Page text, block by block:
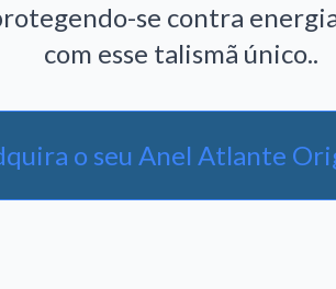
se contra
com esse talismã único..
o seu Anel Atlante